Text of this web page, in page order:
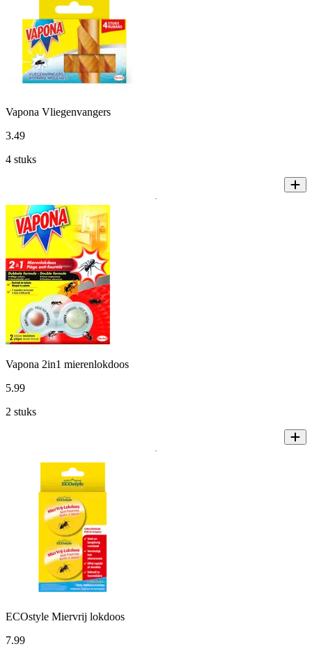
Vapona Vliegenvangers
3.49
4 stuks
Vapona 2in1 mierenlokdoos
5.99
2 stuks
ECOstyle Miervrij lokdoos
7.99